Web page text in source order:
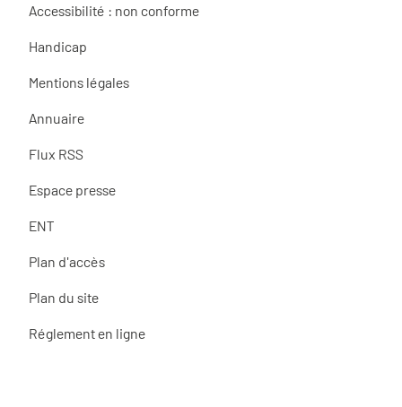
Accessibilité : non conforme
Handicap
Mentions légales
Annuaire
Flux RSS
Espace presse
ENT
Plan d'accès
Plan du site
Réglement en ligne